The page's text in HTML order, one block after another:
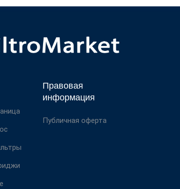
Правовая
информация
Публичная оферта